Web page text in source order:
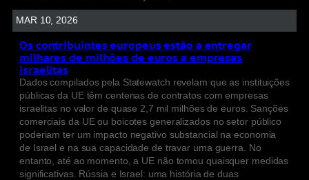
MAR 10, 2026
Os contribuintes europeus estão a entregar
milhares de milhões de euros a empresas
israelitas
Dados compilados pela Statewatch revelam que as instituições
públicas da UE têm centenas de contratos com empresas
israelitas no valor de quase 2,7 mil milhões de euros. Sanções
comerciais da UE ou boicotes generalizados no setor público
poderiam ter um impacto negativo substancial na economia
de Israel e na sua capacidade de travar uma guerra. No
entanto, até ao momento, a UE não tomou quaisquer medidas
significativas. Rússia e Israel: uma história de duas